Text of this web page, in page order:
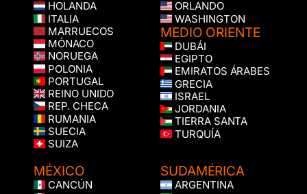
HOLANDA
ITALIA
MARRUECOS
MÓNACO
NORUEGA
POLONIA
PORTUGAL
REINO UNIDO
REP. CHECA
RUMANIA
SUECIA
SUIZA
ORLANDO
WASHINGTON
MEDIO ORIENTE
DUBÁI
EGIPTO
EMIRATOS ÁRABES
GRECIA
ISRAEL
JORDANIA
TIERRA SANTA
TURQUÍA
MÉXICO
CANCÚN
SUDAMÉRICA
ARGENTINA